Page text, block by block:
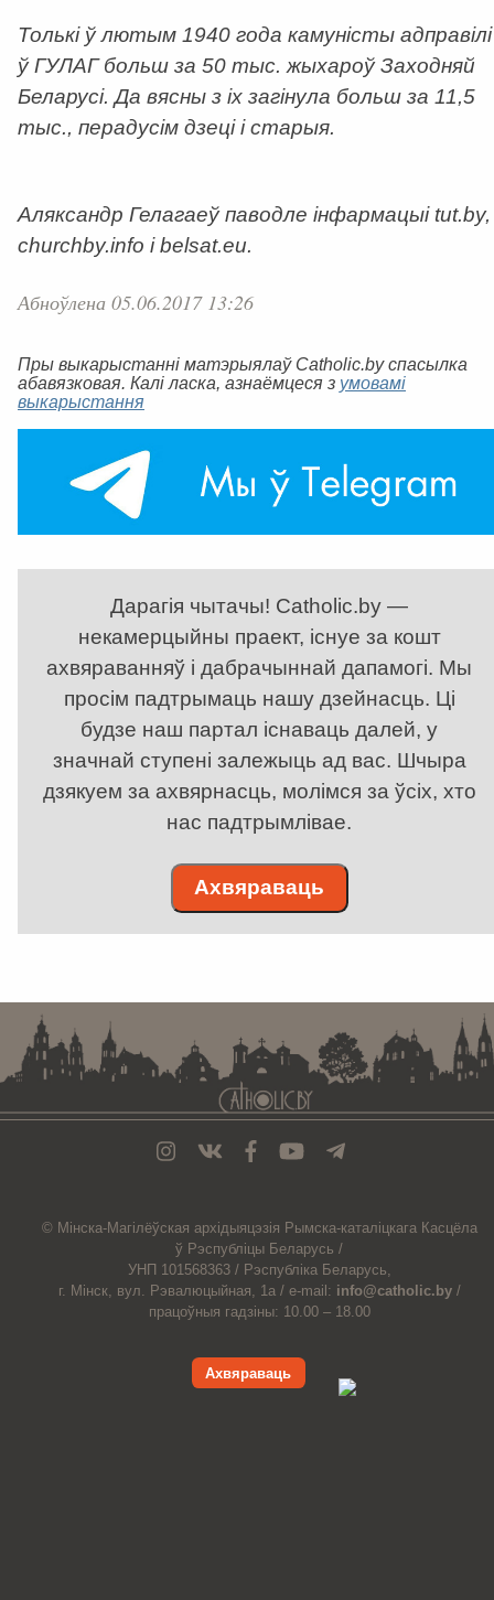
Толькі ў лютым 1940 года камуністы адправілі
ў ГУЛАГ больш за 50 тыс. жыхароў Заходняй
Беларусі. Да вясны з іх загінула больш за 11,5
тыс., перадусім дзеці і старыя.
Аляксандр Гелагаеў паводле інфармацыі tut.by,
churchby.info i belsat.eu.
Абноўлена 05.06.2017 13:26
Пры выкарыстанні матэрыялаў Catholic.by спасылка
абавязковая. Калі ласка, азнаёмцеся з умовамі
выкарыстання
Дарагія чытачы! Catholic.by —
некамерцыйны праект, існуе за кошт
ахвяраванняў і дабрачыннай дапамогі. Мы
просім падтрымаць нашу дзейнасць. Ці
будзе наш партал існаваць далей, у
значнай ступені залежыць ад вас. Шчыра
дзякуем за ахвярнасць, молімся за ўсіх, хто
нас падтрымлівае.
Ахвяраваць
© Мiнска-Магiлёўская архiдыяцэзiя Рымска-каталіцкага Касцёла
ў Рэспубліцы Беларусь /
УНП 101568363 / Рэспубліка Беларусь,
г. Мінск, вул. Рэвалюцыйная, 1а / e-mail: info@catholic.by /
працоўныя гадзіны: 10.00 – 18.00
Ахвяраваць